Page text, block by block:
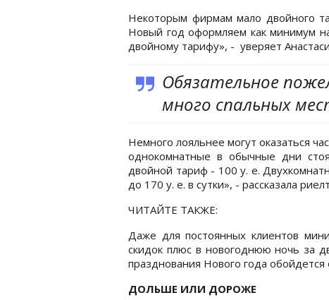
Некоторым фирмам мало двойного
Новый год оформляем как минимум
двойному тарифу», - уверяет
Обязательное
много спальных
Немного лояльнее могут оказаться
однокомнатные в обычные дни
двойной тариф - 100 у. е.
до 170 у. е. в сутки», - рассказала
ЧИТАЙТЕ ТАКЖЕ:
Даже для постоянных клиентов
скидок плюс в новогоднюю ночь за
празднования Нового года обойдется
ДОЛЬШЕ ИЛИ ДОРОЖЕ